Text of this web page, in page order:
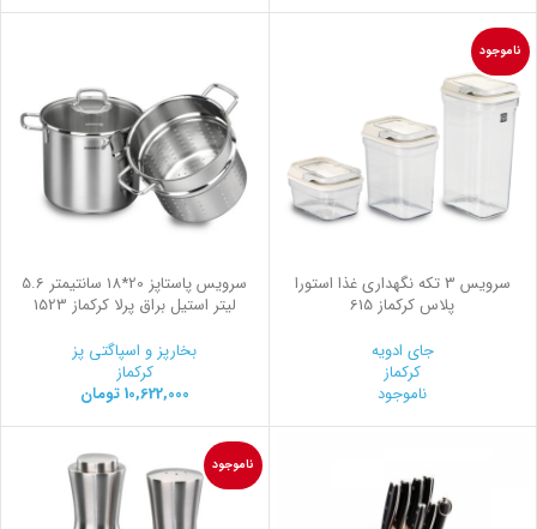
ناموجود
سرويس 3 تكه نگهداری غذا استورا
پلاس کرکماز 615
جای ادویه
کرکماز
ناموجود
سرویس پاستاپز 20*18 سانتیمتر 5.6
لیتر استیل براق پرلا کرکماز 1523
بخارپز و اسپاگتی پز
کرکماز
10,622,000 تومان
ناموجود